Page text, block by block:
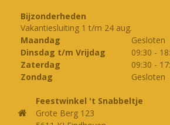
Bijzonderheden
Vakantiesluiting 1 t/m 24 aug.
Maandag
Gesloten
Dinsdag t/m Vrijdag
09:30 -
Zaterdag
09:30 -
Zondag
Gesloten
Feestwinkel 't Snabbeltje
Grote Berg 123